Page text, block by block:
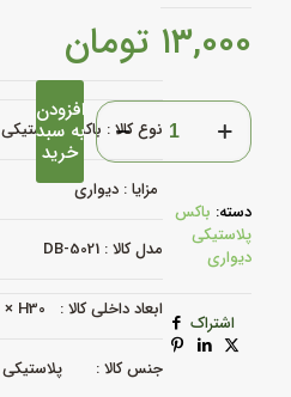
۱۳,۰۰۰ تومان
نوع کالا : باکس پلاستیکی
مزایا : دیواری
مدل کالا : DB-5021
ابعاد داخلی کالا : L60 × W28 × H30
جنس کالا : پلاستیکی ABS
باکس
پلاستیکی
-
5021
عدد
افزودن
به سبد
خرید
دسته: باکس
پلاستیکی
دیواری
اشتراک